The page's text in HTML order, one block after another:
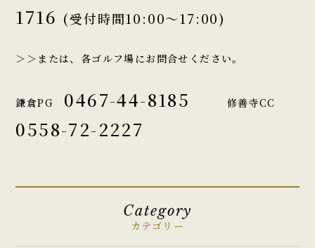
1716 (受付時間10:00～17:00)
＞＞または、各ゴルフ場にお問合せください。
鎌倉PG 0467-44-8185修善寺CC
0558-72-2227
Category
カテゴリー